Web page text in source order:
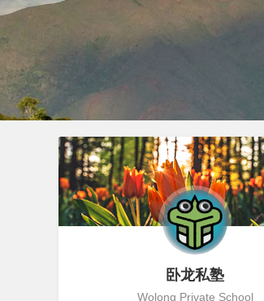
卧龙私塾
Wolong Private School